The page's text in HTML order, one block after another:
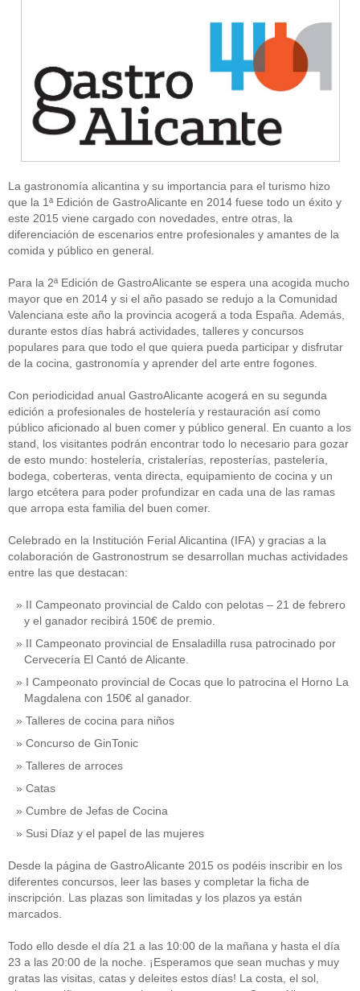
La gastronomía alicantina y su importancia para el turismo hizo
que la 1ª Edición de GastroAlicante en 2014 fuese todo un éxito y
este 2015 viene cargado con novedades, entre otras, la
diferenciación de escenarios entre profesionales y amantes de la
comida y público en general.
Para la 2ª Edición de GastroAlicante se espera una acogida mucho
mayor que en 2014 y si el año pasado se redujo a la Comunidad
Valenciana este año la provincia acogerá a toda España. Además,
durante estos días habrá actividades, talleres y concursos
populares para que todo el que quiera pueda participar y disfrutar
de la cocina, gastronomía y aprender del arte entre fogones.
Con periodicidad anual GastroAlicante acogerá en su segunda
edición a profesionales de hostelería y restauración así como
público aficionado al buen comer y público general. En cuanto a los
stand, los visitantes podrán encontrar todo lo necesario para gozar
de esto mundo: hostelería, cristalerías, reposterías, pastelería,
bodega, coberteras, venta directa, equipamiento de cocina y un
largo etcétera para poder profundizar en cada una de las ramas
que arropa esta familia del buen comer.
Celebrado en la Institución Ferial Alicantina (IFA) y gracias a la
colaboración de Gastronostrum se desarrollan muchas actividades
entre las que destacan:
II Campeonato provincial de Caldo con pelotas – 21 de febrero
y el ganador recibirá 150€ de premio.
II Campeonato provincial de Ensaladilla rusa patrocinado por
Cervecería El Cantó de Alicante.
I Campeonato provincial de Cocas que lo patrocina el Horno La
Magdalena con 150€ al ganador.
Talleres de cocina para niños
Concurso de GinTonic
Talleres de arroces
Catas
Cumbre de Jefas de Cocina
Susi Díaz y el papel de las mujeres
Desde la página de GastroAlicante 2015 os podéis inscribir en los
diferentes concursos, leer las bases y completar la ficha de
inscripción. Las plazas son limitadas y los plazos ya están
marcados.
Todo ello desde el día 21 a las 10:00 de la mañana y hasta el día
23 a las 20:00 de la noche. ¡Esperamos que sean muchas y muy
gratas las visitas, catas y deleites estos días! La costa, el sol,